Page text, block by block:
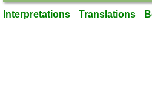
Interpretations Translations